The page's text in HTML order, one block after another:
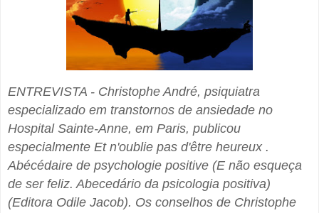
ENTREVISTA - Christophe André, psiquiatra
especializado em transtornos de ansiedade no
Hospital Sainte-Anne, em Paris, publicou
especialmente Et n'oublie pas d'être heureux .
Abécédaire de psychologie positive (E não esqueça
de ser feliz. Abecedário da psicologia positiva)
(Editora Odile Ja­­cob). Os conselhos de Christophe